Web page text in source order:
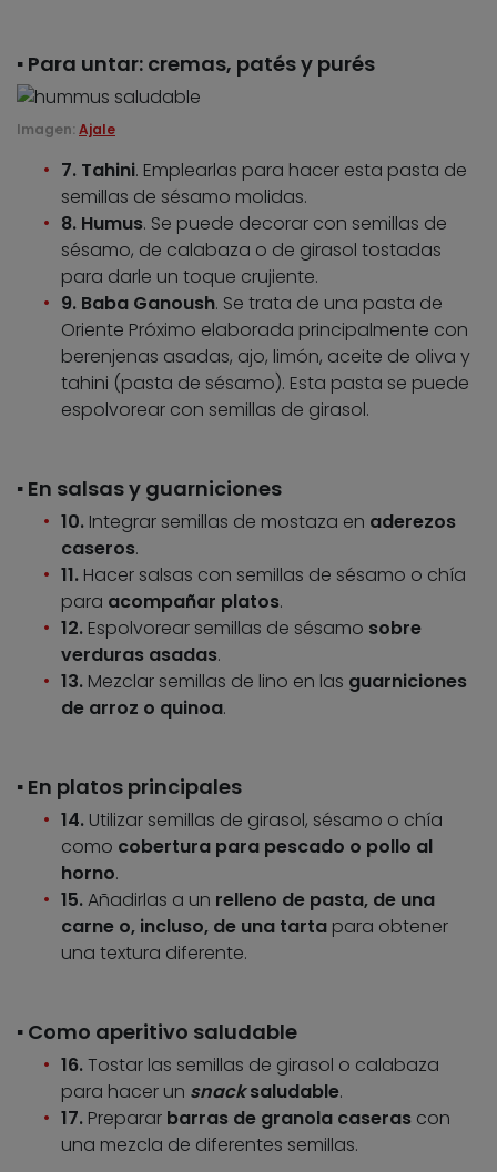
▪️ Para untar: cremas, patés y purés
Imagen: Ajale
7. Tahini. Emplearlas para hacer esta pasta de
semillas de sésamo molidas.
8. Humus. Se puede decorar con semillas de
sésamo, de calabaza o de girasol tostadas
para darle un toque crujiente.
9. Baba Ganoush. Se trata de una pasta de
Oriente Próximo elaborada principalmente con
berenjenas asadas, ajo, limón, aceite de oliva y
tahini (pasta de sésamo). Esta pasta se puede
espolvorear con semillas de girasol.
▪️ En salsas y guarniciones
10. Integrar semillas de mostaza en aderezos
caseros.
11. Hacer salsas con semillas de sésamo o chía
para acompañar platos.
12. Espolvorear semillas de sésamo sobre
verduras asadas.
13. Mezclar semillas de lino en las guarniciones
de arroz o quinoa.
▪️ En platos principales
14. Utilizar semillas de girasol, sésamo o chía
como cobertura para pescado o pollo al
horno.
15.Añadirlas a un relleno de pasta, de una
carne o, incluso, de una tarta para obtener
una textura diferente.
▪️ Como aperitivo saludable
16.Tostar las semillas de girasol o calabaza
para hacer un snacksaludable.
17. Preparar barras de granola caseras con
una mezcla de diferentes semillas.